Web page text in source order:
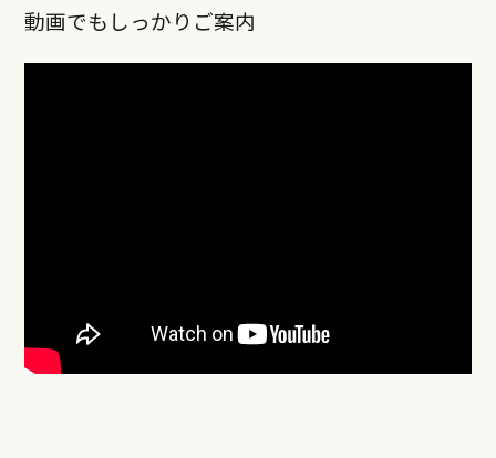
動画でもしっかりご案内